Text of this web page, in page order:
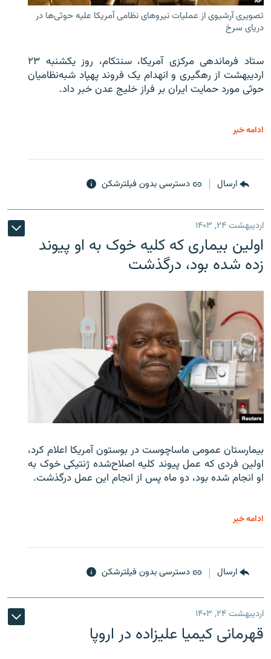
تصویری آرشیوی از عملیات نیروهای نظامی آمریکا علیه حوثی‌ها در
دریای سرخ
ستاد فرماندهی مرکزی آمریکا، سنتکام، روز یکشنبه ۲۳
اردیبهشت از رهگیری و انهدام یک فروند پهپاد شبه‌نظامیان
حوثی‌ مورد حمایت ایران بر فراز خلیج عدن خبر داد.
ادامه خبر
ارسال دسترسی بدون فیلترشکن
اردیبهشت ۲۴, ۱۴۰۳
اولین بیماری که کلیه خوک به او پیوند
زده شده بود، درگذشت
بیمارستان عمومی ماساچوست در بوستون آمریکا اعلام کرد،
اولین فردی که عمل پیوند کلیه اصلاح‌شده ژنتیکی خوک به
او انجام شده بود، دو ماه پس از انجام این عمل درگذشت.
ادامه خبر
ارسال دسترسی بدون فیلترشکن
اردیبهشت ۲۴, ۱۴۰۳
قهرمانی کیمیا علیزاده در اروپا